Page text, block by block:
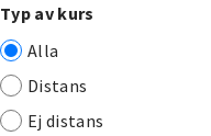
Typ av kurs
Alla
Distans
Ej distans